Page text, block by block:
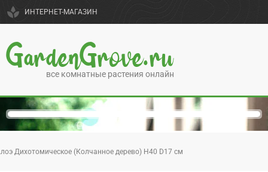
spa ИНТЕРНЕТ-МАГАЗИН
GardenGrove.ru
все комнатные растения онлайн
Дихотомическое (Колчанное дерево) H40 D17 см